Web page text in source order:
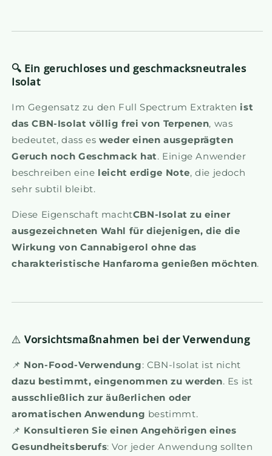
🔍 Ein geruchloses und geschmacksneutrales
Isolat
Im Gegensatz zu den Full Spectrum Extraktenist
das CBN-Isolat völlig frei von Terpenen, was
bedeutet, dass es weder einen ausgeprägten
Geruch noch Geschmack hat. Einige Anwender
beschreiben eine leicht erdige Note, die jedoch
sehr subtil bleibt.
Diese Eigenschaft machtCBN-Isolat zu einer
ausgezeichneten Wahl für diejenigen, die die
Wirkung von Cannabigerol ohne das
charakteristische Hanfaroma genießen möchten.
⚠️Vorsichtsmaßnahmen bei der Verwendung
📌 Non-Food-Verwendung: CBN-Isolat ist nicht
dazu bestimmt, eingenommen zu werden. Es ist
ausschließlich zur äußerlichen oder
aromatischen Anwendung bestimmt.
📌 Konsultieren Sie einen Angehörigen eines
Gesundheitsberufs: Vor jeder Anwendung sollten